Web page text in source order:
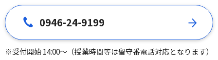
0946-24-9199
※受付開始 14:00～（授業時間等は留守番電話対応となります）